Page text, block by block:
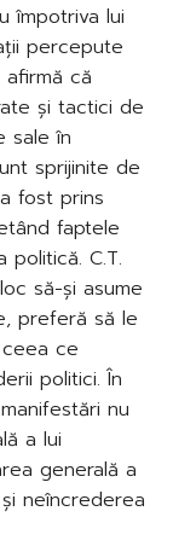
împotriva lui
percepute
că
și tactici de
sale în
sprijinite de
fost prins
faptele
C.T.
să-și asume
preferă să le
ce
politici. În
nu
a lui
generală a
neîncrederea